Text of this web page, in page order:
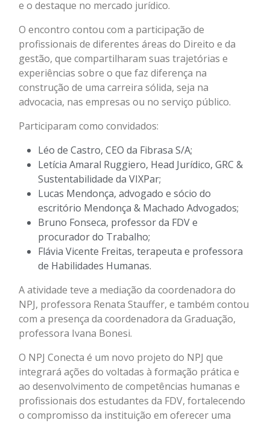
e o destaque no mercado jurídico.
O encontro contou com a participação de
profissionais de diferentes áreas do Direito e da
gestão, que compartilharam suas trajetórias e
experiências sobre o que faz diferença na
construção de uma carreira sólida, seja na
advocacia, nas empresas ou no serviço público.
Participaram como convidados:
Léo de Castro, CEO da Fibrasa S/A;
Letícia Amaral Ruggiero, Head Jurídico, GRC &
Sustentabilidade da VIXPar;
Lucas Mendonça, advogado e sócio do
escritório Mendonça & Machado Advogados;
Bruno Fonseca, professor da FDV e
procurador do Trabalho;
Flávia Vicente Freitas, terapeuta e professora
de Habilidades Humanas.
A atividade teve a mediação da coordenadora do
NPJ, professora Renata Stauffer, e também contou
com a presença da coordenadora da Graduação,
professora Ivana Bonesi.
O NPJ Conecta é um novo projeto do NPJ que
integrará ações do voltadas à formação prática e
ao desenvolvimento de competências humanas e
profissionais dos estudantes da FDV, fortalecendo
o compromisso da instituição em oferecer uma